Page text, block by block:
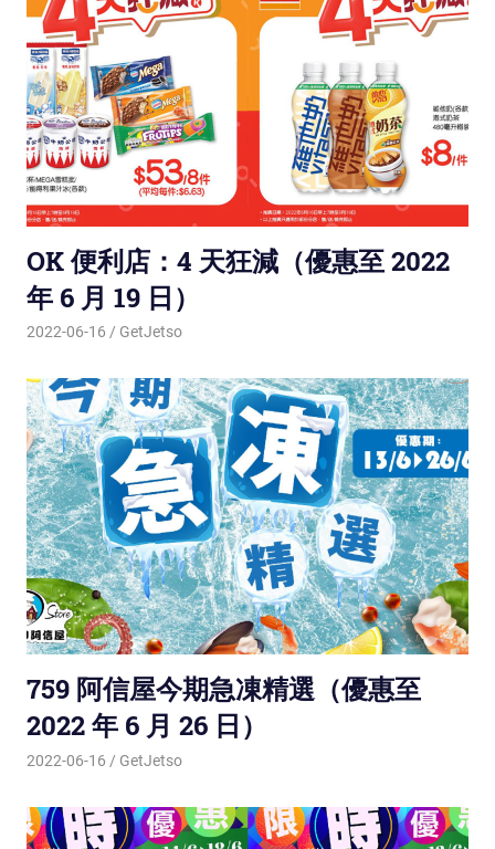
OK 便利店：4 天狂減（優惠至 2022
年 6 月 19 日）
2022-06-16 GetJetso
759 阿信屋今期急凍精選（優惠至
2022 年 6 月 26 日）
2022-06-16 GetJetso